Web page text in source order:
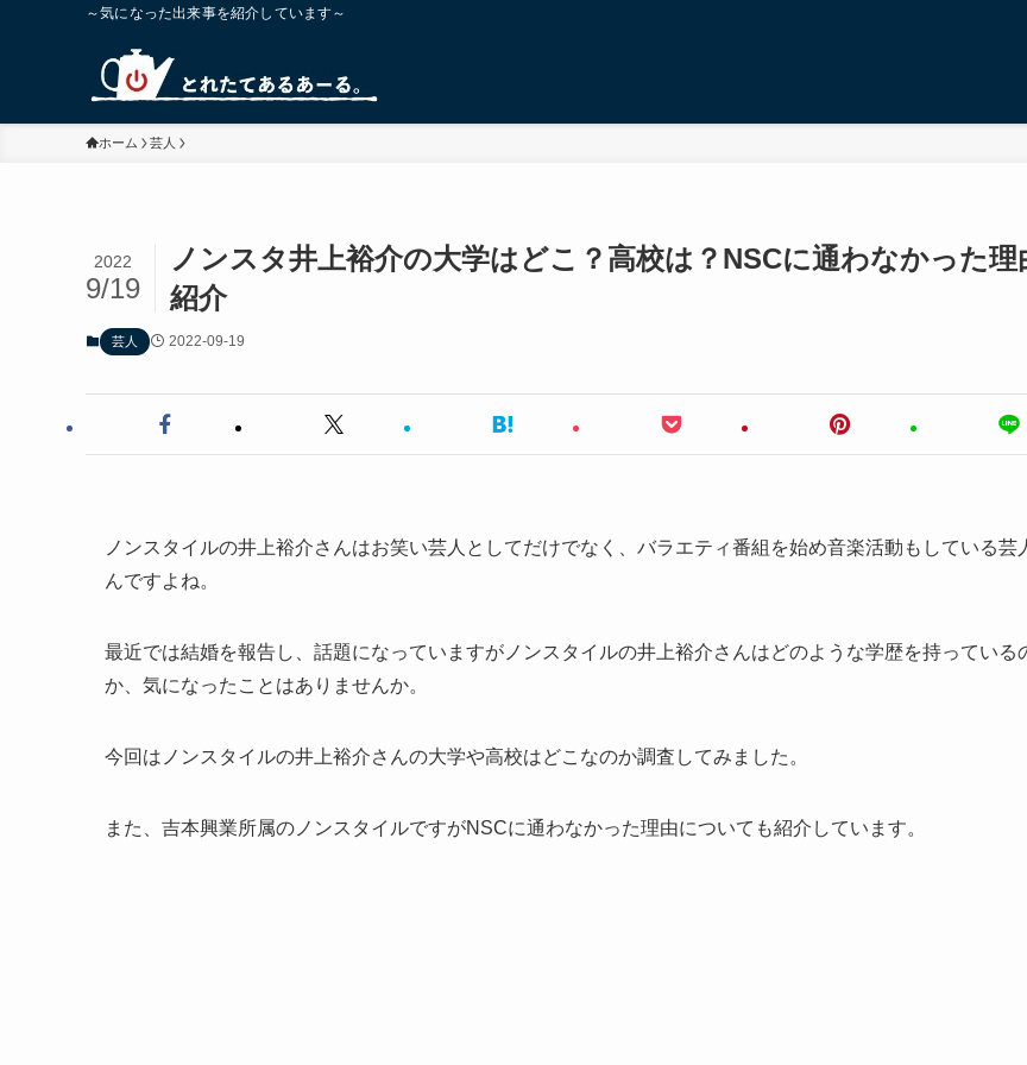
～気になった出来事を紹介しています～
ホーム 芸人
ノンスタ井上裕介の大学はどこ？高校は？NSCに通わなかった理
紹介
2022
9/19
芸人 2022-09-19
ノンスタイルの井上裕介さんはお笑い芸人としてだけでなく、バラエティ番組を始め音楽活動もしている芸
んですよね。
最近では結婚を報告し、話題になっていますがノンスタイルの井上裕介さんはどのような学歴を持っている
か、気になったことはありませんか。
今回はノンスタイルの井上裕介さんの大学や高校はどこなのか調査してみました。
また、吉本興業所属のノンスタイルですがNSCに通わなかった理由についても紹介しています。